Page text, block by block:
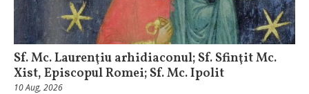
Sf. Mc. Laurenţiu arhidiaconul; Sf. Sfinţit Mc.
Xist, Episcopul Romei; Sf. Mc. Ipolit
10 Aug, 2026